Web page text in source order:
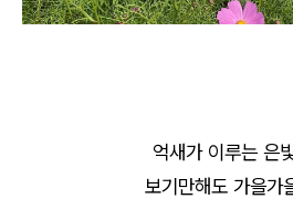
억새가 이루는 은
보기만해도 가을가